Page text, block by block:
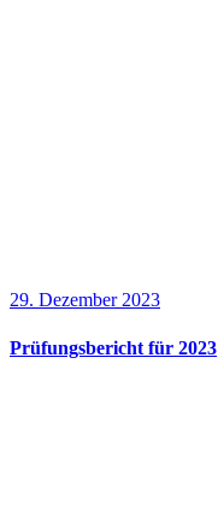
29. Dezember 2023
Prüfungsbericht für 2023